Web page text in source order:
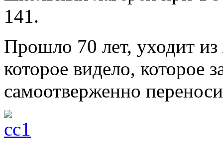
141.
Прошло 70 лет, уходит
которое видело,
самоотверженно